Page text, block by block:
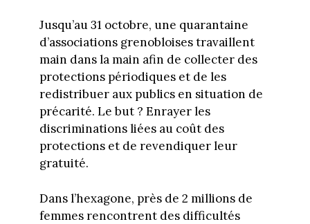
Jusqu’au 31 octobre, une quarantaine
d’associations grenobloises travaillent
main dans la main afin de collecter des
protections périodiques et de les
redistribuer aux publics en situation de
précarité. Le but ? Enrayer les
discriminations liées au coût des
protections et de revendiquer leur
gratuité.
Dans l’hexagone, près de 2 millions de
femmes rencontrent des difficultés